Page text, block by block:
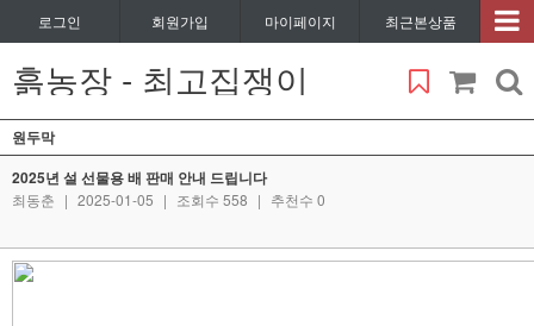
로그인 회원가입 마이페이지 최근본상품
흙농장 - 최고집쟁이
원두막
2025년 설 선물용 배 판매 안내 드립니다
최동춘 | 2025-01-05 | 조회수 558 | 추천수 0